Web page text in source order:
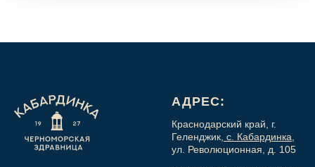
АДРЕС:
Краснодарский край, г.
Геленджик, с. Кабардинка,
ул. Революционная, д. 105